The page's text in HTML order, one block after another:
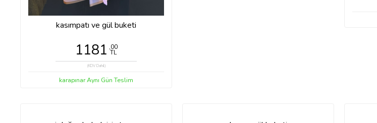
kasımpatı ve gül buketi
1181 ,00
TL
(KDV Dahil)
karapınar Aynı Gün Teslim